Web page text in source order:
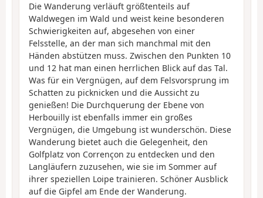
Die Wanderung verläuft größtenteils auf
Waldwegen im Wald und weist keine besonderen
Schwierigkeiten auf, abgesehen von einer
Felsstelle, an der man sich manchmal mit den
Händen abstützen muss. Zwischen den Punkten 10
und 12 hat man einen herrlichen Blick auf das Tal.
Was für ein Vergnügen, auf dem Felsvorsprung im
Schatten zu picknicken und die Aussicht zu
genießen! Die Durchquerung der Ebene von
Herbouilly ist ebenfalls immer ein großes
Vergnügen, die Umgebung ist wunderschön. Diese
Wanderung bietet auch die Gelegenheit, den
Golfplatz von Corrençon zu entdecken und den
Langläufern zuzusehen, wie sie im Sommer auf
ihrer speziellen Loipe trainieren. Schöner Ausblick
auf die Gipfel am Ende der Wanderung.